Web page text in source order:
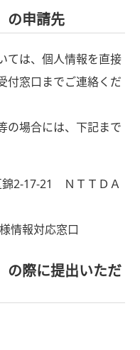
の申請先
ては、個人情報を直接
付窓口までご連絡くだ
の場合には、下記まで
錦2-17-21 ＮＴＴＤＡ
情報対応窓口
の際に提出いただ